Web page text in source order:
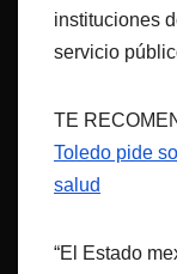
instituciones
servicio
TE
Toledo pide
salud
“El Estado